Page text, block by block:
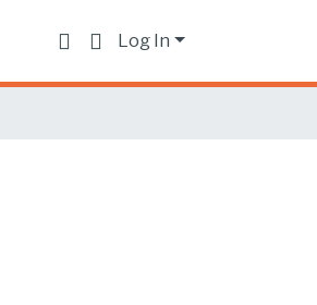
Log In